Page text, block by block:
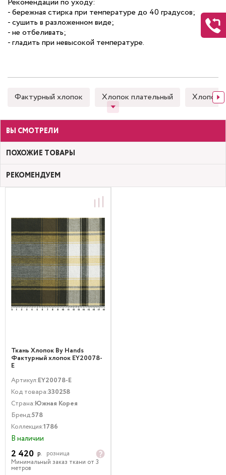
- бережная стирка при температуре до 40 градусов;
- сушить в разложенном виде;
- не отбеливать;
- гладить при невысокой температуре.
Фактурный хлопок Хлопок плательный Хлопок
ВЫ СМОТРЕЛИ
ПОХОЖИЕ ТОВАРЫ
РЕКОМЕНДУЕМ
Ткань Хлопок By Hands
Фактурный хлопок EY20078-
E
Артикул:EY20078-E
Код товара:330258
Страна:Южная Корея
Бренд:578
Коллекция:1786
В наличии
2 420 р.
розница
Минимальный заказ ткани от 3
метров